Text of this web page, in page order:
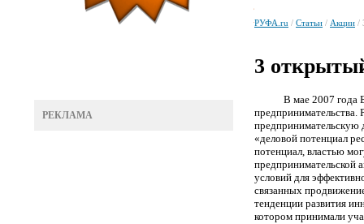
РЕКЛАМА
РУФА.ru / Статьи / Акции /
3
В мае 2007 года
предпринимательства.
предпринимательскую
«деловой потенциал
потенциал, властью
предпринимательской
условий для
связанных
тенденции развития
котором принимали